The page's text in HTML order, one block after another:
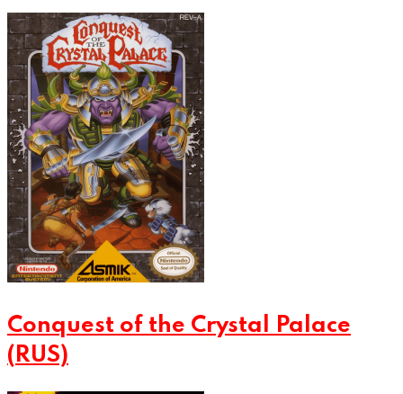
Conquest of the Crystal Palace
(RUS)